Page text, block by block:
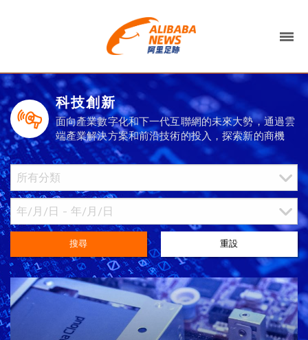
科技創新
面向產業數字化和下一代互聯網的未來大勢，通過雲
端產業解決方案和前沿技術的投入，探索新的商機
搜尋 重設